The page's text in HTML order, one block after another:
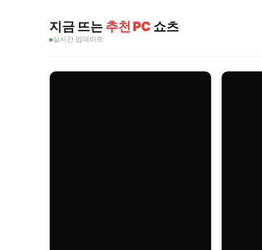
지금 뜨는추천 PC 쇼츠
실시간 업데이트